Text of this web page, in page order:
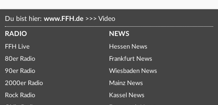
Du bist hier: www.FFH.de >>> Video
RADIO
FFH Live
80er Radio
90er Radio
2000er Radio
Rock Radio
NEWS
Hessen News
Frankfurt News
Wiesbaden News
Mainz News
Kassel News